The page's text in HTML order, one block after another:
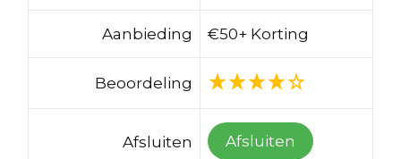
Aanbieding €50+ Korting
Beoordeling
Afsluiten Afsluiten